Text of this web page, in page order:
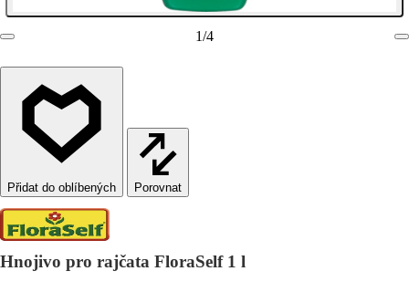
1/4
Porovnat
Hnojivo pro rajčata FloraSelf 1 l